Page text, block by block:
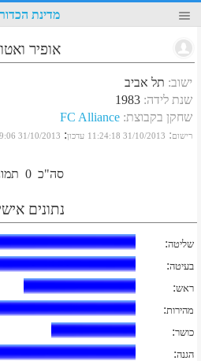
מדינת
אופיר
ישוב: תל אביב
שנת לידה:
1983
שחקן בקבוצת:
FC Alliance
רישום:
31/10/2013 11:24:18 עדכון:
31/10/2013 11:49:06
סה"כ 0
נתונים
שליטה:
בעיטה:
ראש:
מהירות:
כושר:
הגנה: